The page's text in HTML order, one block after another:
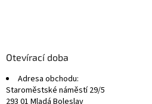
Otevírací doba
Adresa obchodu:
Staroměstské náměstí 29/5